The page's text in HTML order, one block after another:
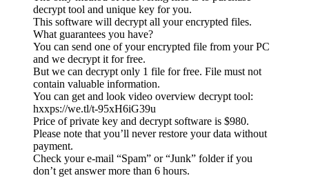
decrypt tool and unique key for you.
This software will decrypt all your encrypted files.
What guarantees you have?
You can send one of your encrypted file from your PC
and we decrypt it for free.
But we can decrypt only 1 file for free. File must not
contain valuable information.
You can get and look video overview decrypt tool:
hxxps://we.tl/t-95xH6iG39u
Price of private key and decrypt software is $980.
Please note that you’ll never restore your data without
payment.
Check your e-mail “Spam” or “Junk” folder if you
don’t get answer more than 6 hours.